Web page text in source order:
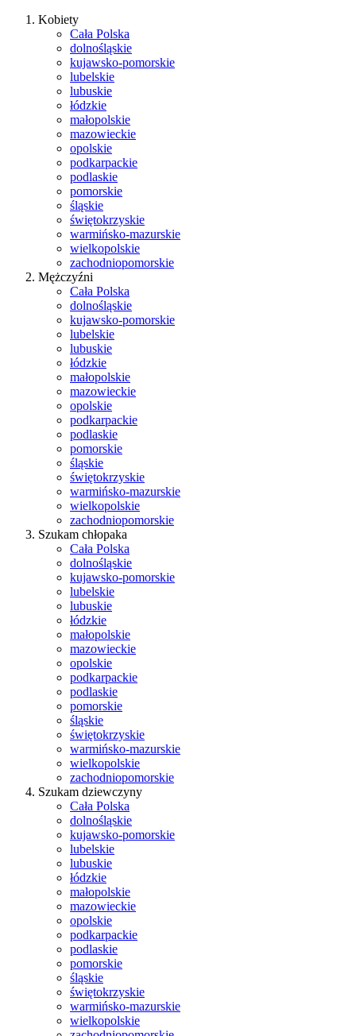
Kobiety
Cała Polska
dolnośląskie
kujawsko-pomorskie
lubelskie
lubuskie
łódzkie
małopolskie
mazowieckie
opolskie
podkarpackie
podlaskie
pomorskie
śląskie
świętokrzyskie
warmińsko-mazurskie
wielkopolskie
zachodniopomorskie
Mężczyźni
Cała Polska
dolnośląskie
kujawsko-pomorskie
lubelskie
lubuskie
łódzkie
małopolskie
mazowieckie
opolskie
podkarpackie
podlaskie
pomorskie
śląskie
świętokrzyskie
warmińsko-mazurskie
wielkopolskie
zachodniopomorskie
Szukam chłopaka
Cała Polska
dolnośląskie
kujawsko-pomorskie
lubelskie
lubuskie
łódzkie
małopolskie
mazowieckie
opolskie
podkarpackie
podlaskie
pomorskie
śląskie
świętokrzyskie
warmińsko-mazurskie
wielkopolskie
zachodniopomorskie
Szukam dziewczyny
Cała Polska
dolnośląskie
kujawsko-pomorskie
lubelskie
lubuskie
łódzkie
małopolskie
mazowieckie
opolskie
podkarpackie
podlaskie
pomorskie
śląskie
świętokrzyskie
warmińsko-mazurskie
wielkopolskie